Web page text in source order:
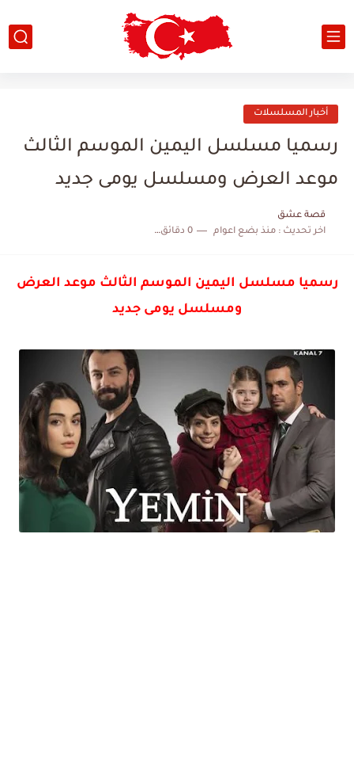
أخبار المسلسلات
رسميا مسلسل اليمين الموسم الثالث
موعد العرض ومسلسل يومى جديد
قصة عشق
اخر تحديث :منذ بضع اعوام 0 دقائق للقراءة
رسميا مسلسل اليمين الموسم الثالث موعد العرض
ومسلسل يومى جديد